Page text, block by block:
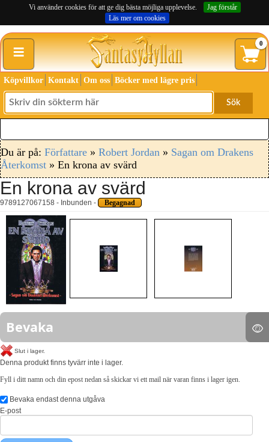
Vi använder cookies för att ge dig bästa möjliga upplevelse.
Jag förstår
Läs mer om cookies
≡ 0
Köpvillkor Kontakt Om oss Böcker med lägre pris
Sök
Du är på: Författare » Robert Jordan » Sagan om Drakens
Återkomst » En krona av svärd
En krona av svärd
9789127067158 - Inbunden - Begagnad
Bevaka
Slut i lager.
Denna produkt finns tyvärr inte i lager.
Fyll i ditt namn och din epost nedan så skickar vi ett mail när varan finns i lager igen.
Bevaka endast denna utgåva
E-post